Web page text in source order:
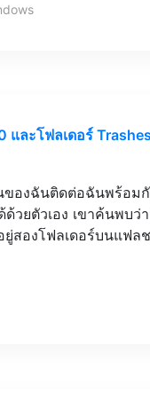
และโฟลเดอร์
นของฉันติดต่อฉันพร้อม
ด้วยตัวเอง เขาค้นพบว่
สองโฟลเดอร์บนแฟล